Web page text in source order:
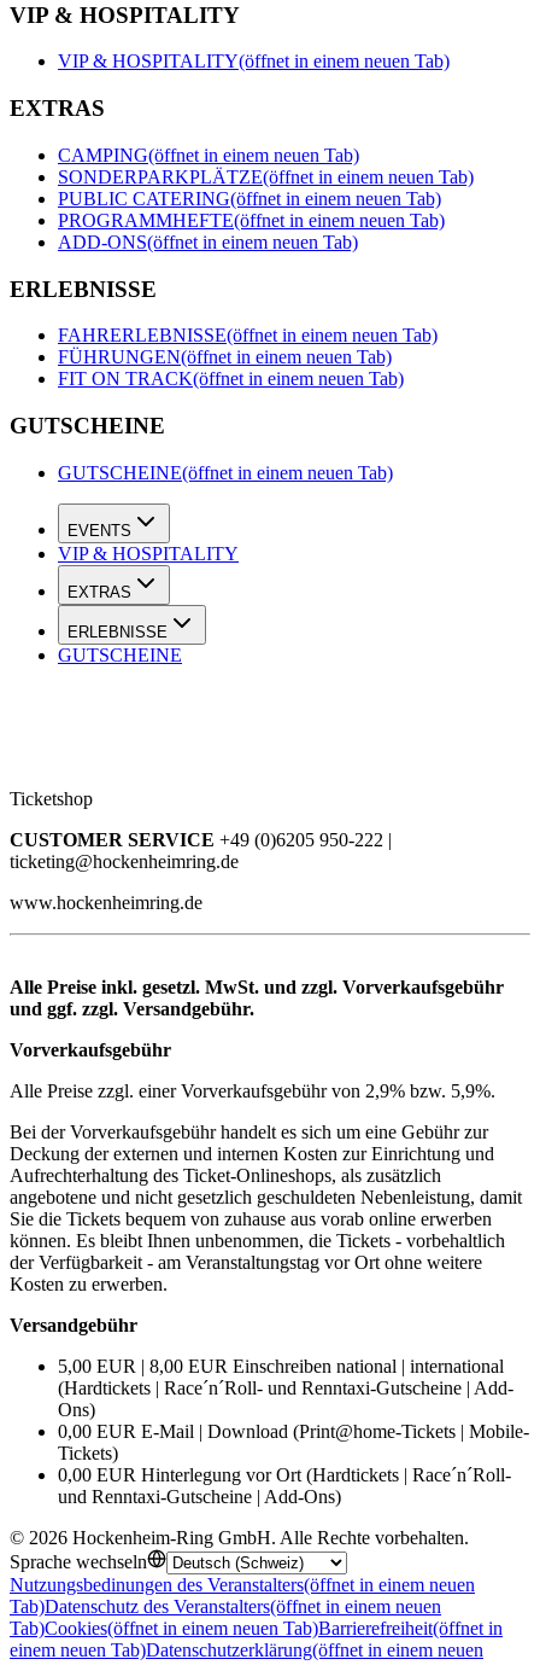
VIP & HOSPITALITY
VIP & HOSPITALITY(öffnet in einem neuen Tab)
EXTRAS
CAMPING(öffnet in einem neuen Tab)
SONDERPARKPLÄTZE(öffnet in einem neuen Tab)
PUBLIC CATERING(öffnet in einem neuen Tab)
PROGRAMMHEFTE(öffnet in einem neuen Tab)
ADD-ONS(öffnet in einem neuen Tab)
ERLEBNISSE
FAHRERLEBNISSE(öffnet in einem neuen Tab)
FÜHRUNGEN(öffnet in einem neuen Tab)
FIT ON TRACK(öffnet in einem neuen Tab)
GUTSCHEINE
GUTSCHEINE(öffnet in einem neuen Tab)
EVENTS
VIP & HOSPITALITY
EXTRAS
ERLEBNISSE
GUTSCHEINE
Ticketshop
CUSTOMER SERVICE +49 (0)6205 950-222 |
ticketing@hockenheimring.de
www.hockenheimring.de
Alle Preise inkl. gesetzl. MwSt. und zzgl. Vorverkaufsgebühr
und ggf. zzgl. Versandgebühr.
Vorverkaufsgebühr
Alle Preise zzgl. einer Vorverkaufsgebühr von 2,9% bzw. 5,9%.
Bei der Vorverkaufsgebühr handelt es sich um eine Gebühr zur
Deckung der externen und internen Kosten zur Einrichtung und
Aufrechterhaltung des Ticket-Onlineshops, als zusätzlich
angebotene und nicht gesetzlich geschuldeten Nebenleistung, damit
Sie die Tickets bequem von zuhause aus vorab online erwerben
können. Es bleibt Ihnen unbenommen, die Tickets - vorbehaltlich
der Verfügbarkeit - am Veranstaltungstag vor Ort ohne weitere
Kosten zu erwerben.
Versandgebühr
5,00 EUR | 8,00 EUR Einschreiben national | international
(Hardtickets | Race´n´Roll- und Renntaxi-Gutscheine | Add-
Ons)
0,00 EUR E-Mail | Download (Print@home-Tickets | Mobile-
Tickets)
0,00 EUR Hinterlegung vor Ort (Hardtickets | Race´n´Roll-
und Renntaxi-Gutscheine | Add-Ons)
© 2026 Hockenheim-Ring GmbH. Alle Rechte vorbehalten.
Sprache wechseln
Nutzungsbedinungen des Veranstalters(öffnet in einem neuen
Tab)Datenschutz des Veranstalters(öffnet in einem neuen
Tab)Cookies(öffnet in einem neuen Tab)Barrierefreiheit(öffnet in
einem neuen Tab)Datenschutzerklärung(öffnet in einem neuen